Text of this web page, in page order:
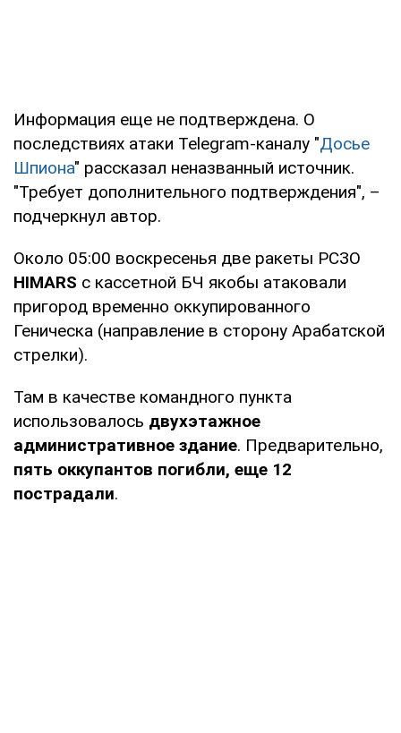
Информация еще не подтверждена. О
последствиях атаки Telegram-каналу "Досье
Шпиона" рассказал неназванный источник.
"Требует дополнительного подтверждения", –
подчеркнул автор.
Около 05:00 воскресенья две ракеты РСЗО
HIMARS с кассетной БЧ якобы атаковали
пригород временно оккупированного
Геническа (направление в сторону Арабатской
стрелки).
Там в качестве командного пункта
использовалось двухэтажное
административное здание. Предварительно,
пять оккупантов погибли, еще 12
пострадали.